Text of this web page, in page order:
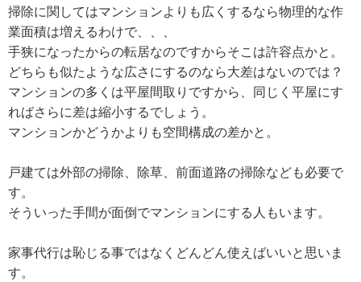
掃除に関してはマンションよりも広くするなら物理的な作
業面積は増えるわけで、、、
手狭になったからの転居なのですからそこは許容点かと。
どちらも似たような広さにするのなら大差はないのでは？
マンションの多くは平屋間取りですから、同じく平屋にす
ればさらに差は縮小するでしょう。
マンションかどうかよりも空間構成の差かと。
戸建ては外部の掃除、除草、前面道路の掃除なども必要で
す。
そういった手間が面倒でマンションにする人もいます。
家事代行は恥じる事ではなくどんどん使えばいいと思いま
す。